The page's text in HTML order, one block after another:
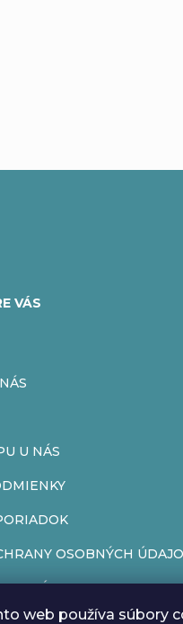
web používa súbory
VÁS
U NÁS
OSOBNÝCH
OD ZMLUVY